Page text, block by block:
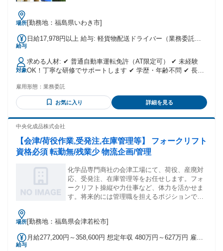
場所[勤務地：福島県いわき市]
給与
日給17,978円以上 給与: 軽貨物配送ドライバー（業務委託） *
能！ ※繁盛期には特別インセンティブあり！ ※絆オリジナル
の紹介制度あり！
対象
求める人材: ✔ 普通自動車運転免許（AT限定可） ✔ 未経験
OK！丁寧な研修でサポートします ✔ 学歴・年齢不問 ✔ 長期
（条件相談可）
雇用形態： 業務委託
お気に入り 詳細を見る
中央化成品株式会社
【会津/荷役作業,受発注,在庫管理等】 フォークリフト
資格必須 転勤無/残業少 物流企画/管理
化学品専門商社の会津工場にて、荷役、産廃対
応、受発注、在庫管理等をお任せします。フォ
ークリフト操縦や力仕事など、体力を活かせま
す。将来的には管理職を担えるポジションで
場所[勤務地：福島県会津若松市]
給与
月給277,200円～358,600円 想定年収 480万円～627万円 雇用